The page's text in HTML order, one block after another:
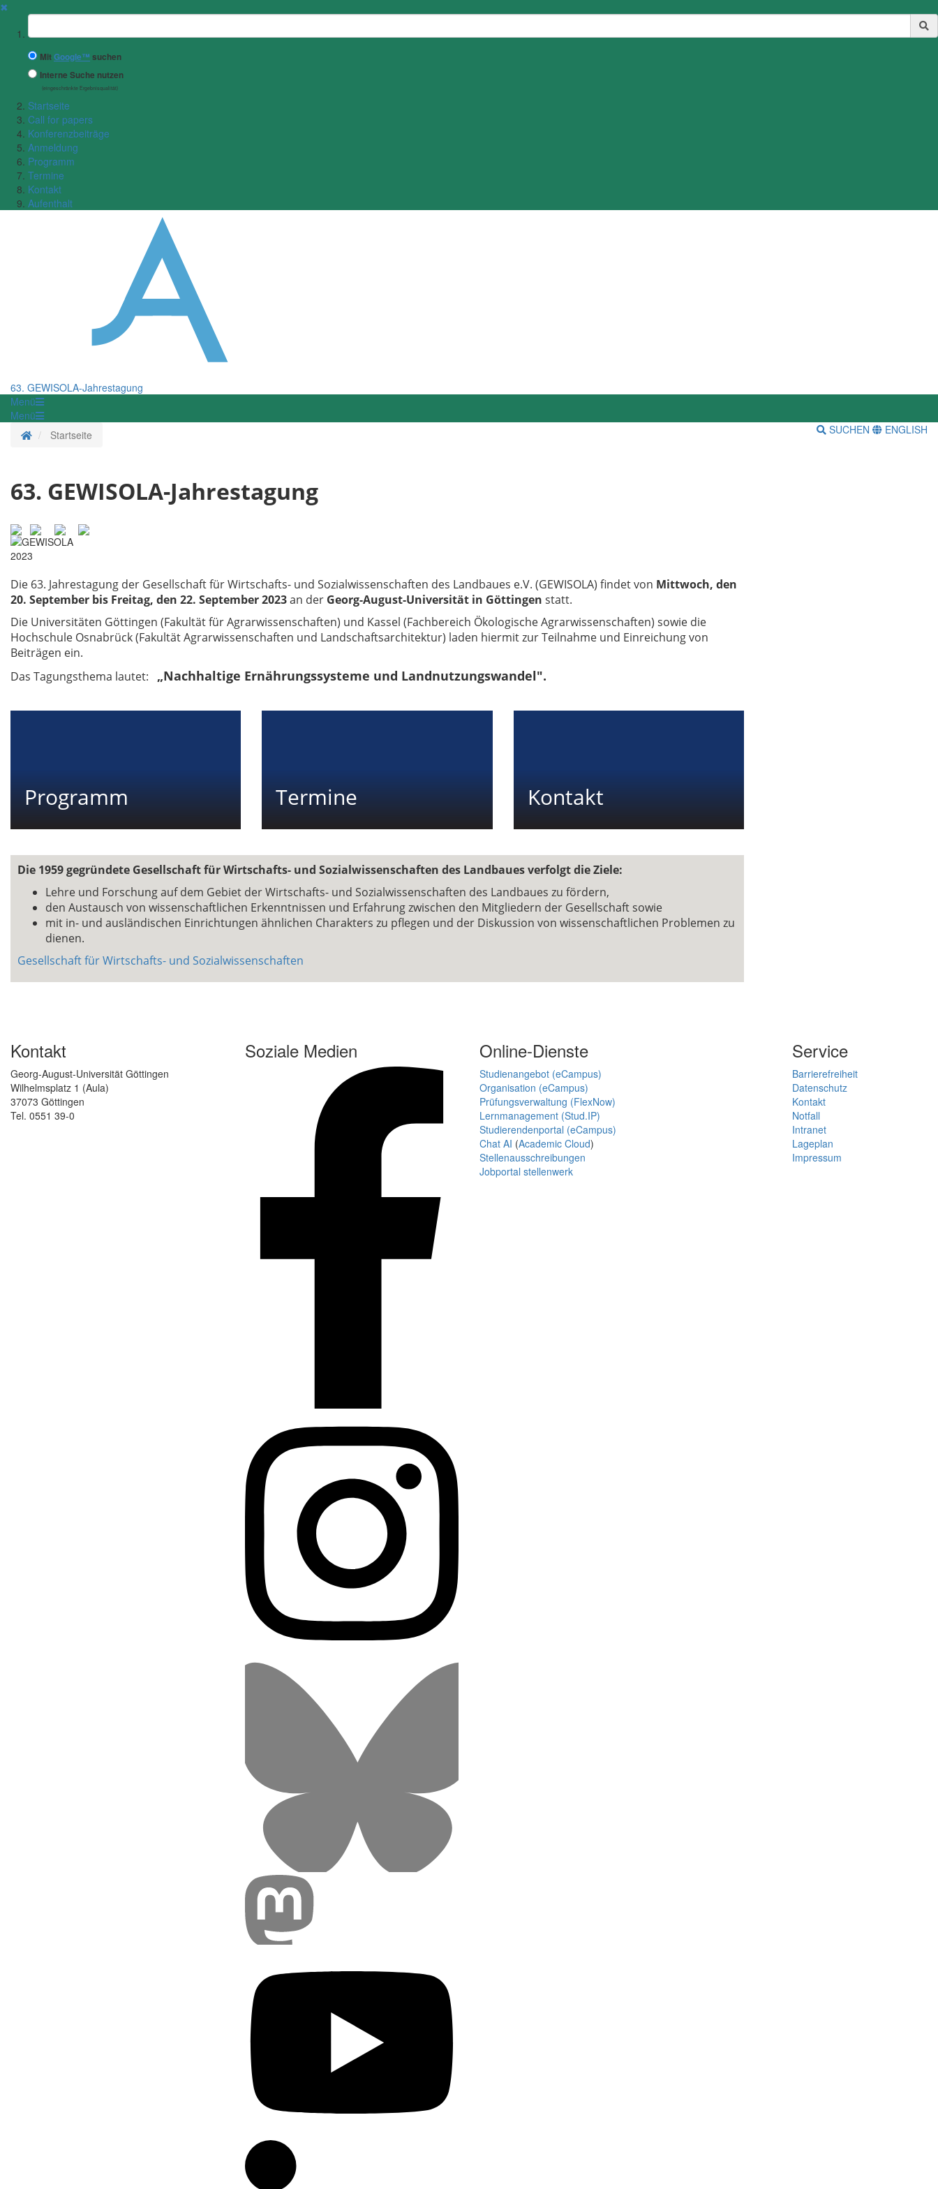
✖
Suchbegriff
MitGoogle™ suchen
Interne Suche nutzen
(eingeschränkte Ergebnisqualität)
Startseite
Call for papers
Konferenzbeiträge
Anmeldung
Programm
Termine
Kontakt
Aufenthalt
63. GEWISOLA-Jahrestagung
Menü
Menü
Startseite
Startseite SUCHEN ENGLISH
63. GEWISOLA-Jahrestagung
Die 63. Jahrestagung der Gesellschaft für Wirtschafts- und Sozialwissenschaften des Landbaues e.V. (GEWISOLA) findet von Mittwoch, den
20. September bis Freitag, den 22. September 2023an der Georg-August-Universität in Göttingen statt.
Die Universitäten Göttingen (Fakultät für Agrarwissenschaften) und Kassel (Fachbereich Ökologische Agrarwissenschaften) sowie die
Hochschule Osnabrück (Fakultät Agrarwissenschaften und Landschaftsarchitektur) laden hiermit zur Teilnahme und Einreichung von
Beiträgen ein.
Das Tagungsthema lautet: „Nachhaltige Ernährungssysteme und Landnutzungswandel".
Programm Termine Kontakt
Die 1959 gegründete Gesellschaft für Wirtschafts- und Sozialwissenschaften des Landbaues verfolgt die Ziele:
Lehre und Forschung auf dem Gebiet der Wirtschafts- und Sozialwissenschaften des Landbaues zu fördern,
den Austausch von wissenschaftlichen Erkenntnissen und Erfahrung zwischen den Mitgliedern der Gesellschaft sowie
mit in- und ausländischen Einrichtungen ähnlichen Charakters zu pflegen und der Diskussion von wissenschaftlichen Problemen zu
dienen.
Gesellschaft für Wirtschafts- und Sozialwissenschaften
Kontakt
Georg-August-Universität Göttingen
Wilhelmsplatz 1 (Aula)
37073 Göttingen
Tel. 0551 39-0
Soziale Medien Online-Dienste
Studienangebot (eCampus)
Organisation (eCampus)
Prüfungsverwaltung (FlexNow)
Lernmanagement (Stud.IP)
Studierendenportal (eCampus)
Chat AI (Academic Cloud)
Stellenausschreibungen
Jobportal stellenwerk
Service
Barrierefreiheit
Datenschutz
Kontakt
Notfall
Intranet
Lageplan
Impressum